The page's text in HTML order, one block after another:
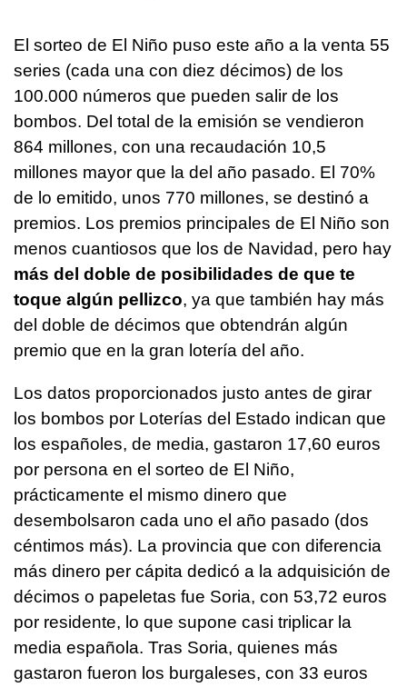
El sorteo de El Niño puso este año a la venta 55
series (cada una con diez décimos) de los
100.000 números que pueden salir de los
bombos. Del total de la emisión se vendieron
864 millones, con una recaudación 10,5
millones mayor que la del año pasado. El 70%
de lo emitido, unos 770 millones, se destinó a
premios. Los premios principales de El Niño son
menos cuantiosos que los de Navidad, pero hay
más del doble de posibilidades de que te
toque algún pellizco, ya que también hay más
del doble de décimos que obtendrán algún
premio que en la gran lotería del año.
Los datos proporcionados justo antes de girar
los bombos por Loterías del Estado indican que
los españoles, de media, gastaron 17,60 euros
por persona en el sorteo de El Niño,
prácticamente el mismo dinero que
desembolsaron cada uno el año pasado (dos
céntimos más). La provincia que con diferencia
más dinero per cápita dedicó a la adquisición de
décimos o papeletas fue Soria, con 53,72 euros
por residente, lo que supone casi triplicar la
media española. Tras Soria, quienes más
gastaron fueron los burgaleses, con 33 euros